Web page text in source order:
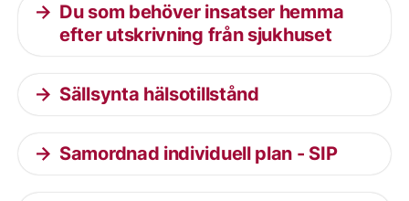
Du som behöver insatser hemma
efter utskrivning från sjukhuset
Sällsynta hälsotillstånd
Samordnad individuell plan - SIP